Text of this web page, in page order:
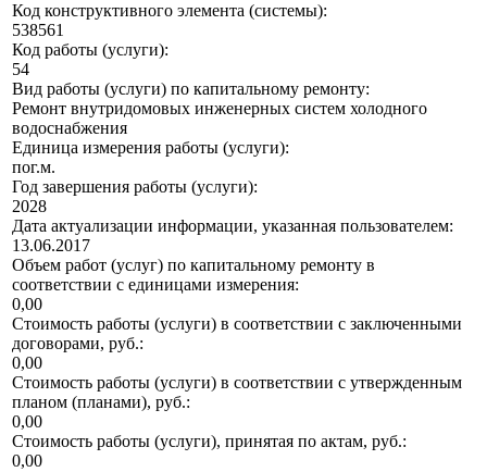
Код конструктивного элемента (системы):
538561
Код работы (услуги):
54
Вид работы (услуги) по капитальному ремонту:
Ремонт внутридомовых инженерных систем холодного
водоснабжения
Единица измерения работы (услуги):
пог.м.
Год завершения работы (услуги):
2028
Дата актуализации информации, указанная пользователем:
13.06.2017
Объем работ (услуг) по капитальному ремонту в
соответствии с единицами измерения:
0,00
Стоимость работы (услуги) в соответствии с заключенными
договорами, руб.:
0,00
Стоимость работы (услуги) в соответствии с утвержденным
планом (планами), руб.:
0,00
Стоимость работы (услуги), принятая по актам, руб.:
0,00